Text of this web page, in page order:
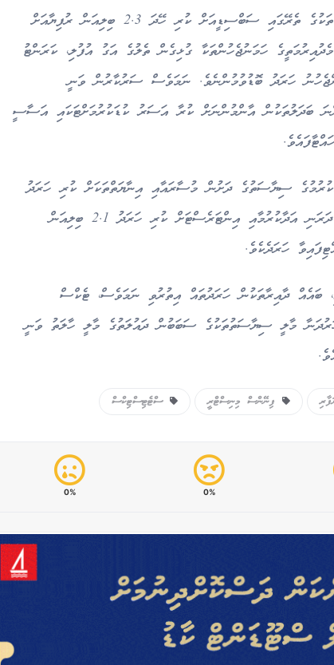
ހަރަދުތައް އިތުރުވާން ދިމާވި މައިގަނޑު ސަބަބުތަކުގެ ތެރޭގައި ސަބްސިޑީއަށް ކުރި ހޭދަ 2.3 ބިލިއަން ރުފިޔާއަށް
ހަމަނުޖެހުންތަކާ ގުޅިގެން ތެލުގެ އަގު އުފުލި، ކަރަންޓު
ހަރަދު ބޮޑުވުމުންނެވެ. ނަމަވެސް ސަރުކާރުން ވަނީ
ބަދަލުތަކުން އާންމުންނަށް ކުރާ އަސަރު ކުޑަކުރުމަށްޓަކައި އަސާސީ
ސިޔާސަތުގެ ދަށުން މުސާރައާއި އިނާޔަތްތަކަށް ކުރި ހަރަދު
ވަނީ 5.3 ބިލިއަން ރުފިޔާއަށް އިތުރުވެފައެވެ. ދަރަނި އަދާކުރުމާއި އިންޓަރެސްޓަށް ކުރި ހަރަދު 2.1 ބިލިއަން
ހަރަދެކެވެ.
ބައެއް ދާއިރާތަކުން ހަރަދުތައް އިތުރުވި ނަމަވެސް، ޓެކްސް
މާލީ ސިޔާސަތުތަކުގެ ސަބަބުން ދައުލަތުގެ މާލީ ހާލަތު ވަނީ
ފިނޭންސް މިނިސްޓްރީ ސްޓެޓިސްޓިކްސް
0%
0%